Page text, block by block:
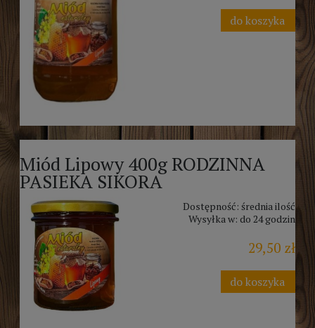
do koszyka
Miód Lipowy 400g RODZINNA
PASIEKA SIKORA
Dostępność: średnia ilość
Wysyłka w: do 24 godzin
29,50 zł
do koszyka